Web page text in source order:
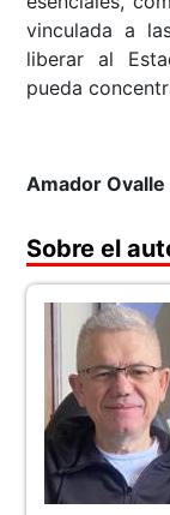
vinculada a
liberar al
pueda
Amador Ovalle
Sobre el